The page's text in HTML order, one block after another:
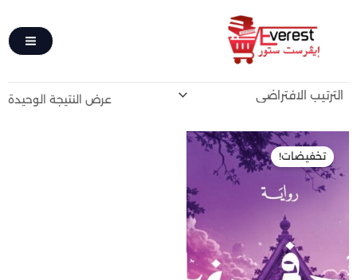
المحتوى
عرض النتيجة الوحيدة
تخفيضات!
السعر
الأصلي
هو:
200,00 EGP.
السعر
الحالي